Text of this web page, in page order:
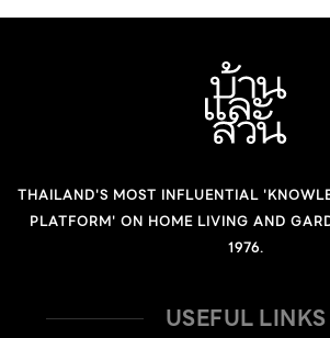
THAILAND'S MOST INFLUENTIAL
PLATFORM' ON HOME LIVING AND
1976.
USEFUL LINKS